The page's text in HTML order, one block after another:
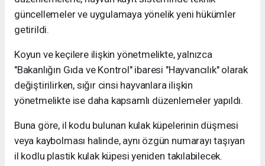
güncellemeler ve uygulamaya yönelik yeni hükümler
getirildi.
Koyun ve keçilere ilişkin yönetmelikte, yalnızca
"Bakanlığın Gıda ve Kontrol" ibaresi "Hayvancılık" olarak
değiştirilirken, sığır cinsi hayvanlara ilişkin
yönetmelikte ise daha kapsamlı düzenlemeler yapıldı.
Buna göre, il kodu bulunan kulak küpelerinin düşmesi
veya kaybolması halinde, aynı özgün numarayı taşıyan
il kodlu plastik kulak küpesi yeniden takılabilecek.